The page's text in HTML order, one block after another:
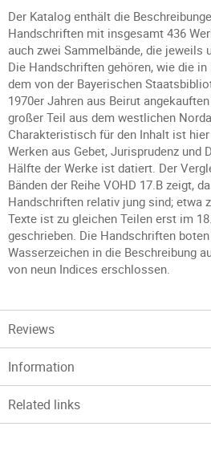
Der Katalog enthält die
Handschriften mit insgesamt 436
auch zwei Sammelbände, die jeweils
Die Handschriften gehören, wie die in
dem von der Bayerischen
1970er Jahren aus Beirut
großer Teil aus dem westlichen
Charakteristisch für den Inhalt ist
Werken aus Gebet, Jurisprudenz und
Hälfte der Werke ist datiert. Der
Bänden der Reihe VOHD 17.B zeigt,
Handschriften relativ jung sind; etwa
Texte ist zu gleichen Teilen erst im
geschrieben. Die Handschriften
Wasserzeichen in die Beschreibung
von neun Indices erschlossen.
Reviews
Information
Related links